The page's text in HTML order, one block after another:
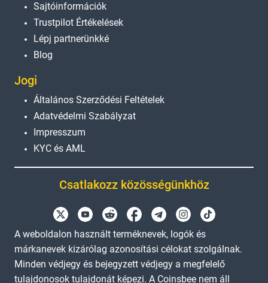
Sajtóinformációk
Trustpilot Értékelések
Lépj partnerünkké
Blog
Jogi
Általános Szerződési Feltételek
Adatvédelmi Szabályzat
Impresszum
KYC és AML
Csatlakozz közösségünkhöz
A weboldalon használt terméknevek, logók és
márkanevek kizárólag azonosítási célokat szolgálnak.
Minden védjegy és bejegyzett védjegy a megfelelő
tulajdonosok tulajdonát képezi. A Coinsbee nem áll